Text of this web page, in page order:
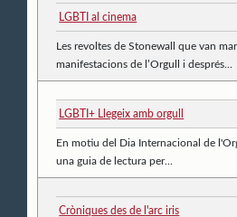
LGBTI al cinema
Les revoltes de Stonewall que van
manifestacions de l’Orgull i després...
LGBTI+ Llegeix amb orgull
En motiu del Dia Internacional de
una guia de lectura per...
Cròniques des de l'arc iris